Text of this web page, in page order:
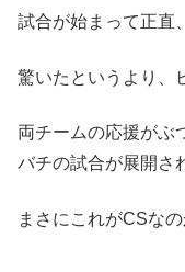
試合が始まって正直
驚いたというより、
両チームの応援がぶ
バチの試合が展開さ
まさにこれがCSな